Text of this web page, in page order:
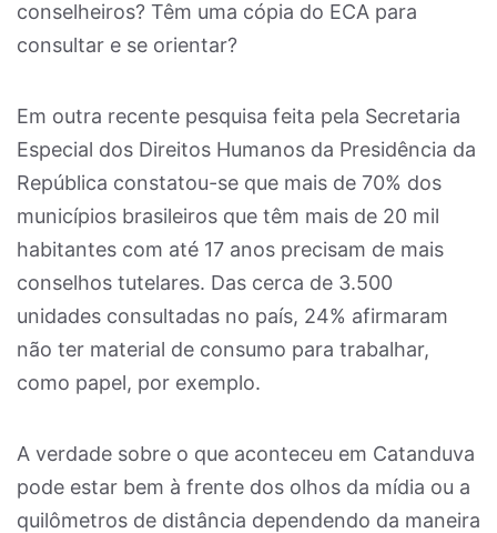
conselheiros? Têm uma cópia do ECA para
consultar e se orientar?
Em outra recente pesquisa feita pela Secretaria
Especial dos Direitos Humanos da Presidência da
República constatou-se que mais de 70% dos
municípios brasileiros que têm mais de 20 mil
habitantes com até 17 anos precisam de mais
conselhos tutelares. Das cerca de 3.500
unidades consultadas no país, 24% afirmaram
não ter material de consumo para trabalhar,
como papel, por exemplo.
A verdade sobre o que aconteceu em Catanduva
pode estar bem à frente dos olhos da mídia ou a
quilômetros de distância dependendo da maneira